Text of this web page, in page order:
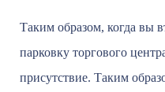
Таким образом, когда вы
парковку торгового
присутствие. Таким